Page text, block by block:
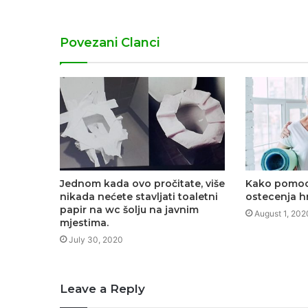
Povezani Clanci
Jednom kada ovo pročitate, više
nikada nećete stavljati toaletni
papir na wc šolju na javnim
mjestima.
July 30, 2020
Kako
ostecenja
August 1,
Leave a Reply